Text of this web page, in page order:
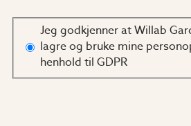
Jeg godkjenner at Willab
lagre og bruke mine
henhold til GDPR